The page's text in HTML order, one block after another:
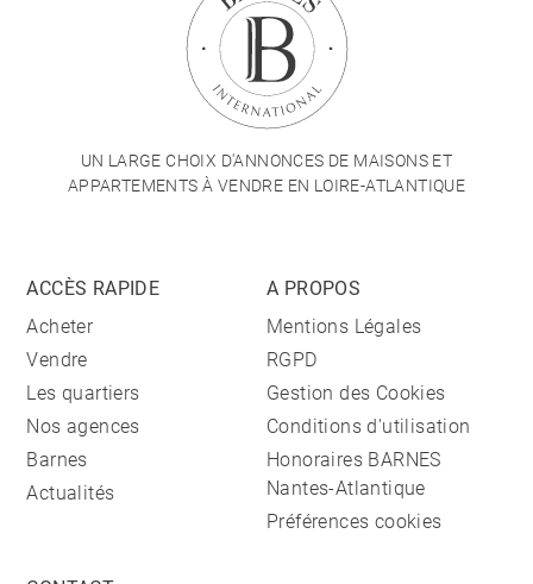
UN LARGE CHOIX D'ANNONCES DE MAISONS ET
APPARTEMENTS À VENDRE EN LOIRE-ATLANTIQUE
ACCÈS RAPIDE
Acheter
Vendre
Les quartiers
Nos agences
Barnes
Actualités
A PROPOS
Mentions Légales
RGPD
Gestion des Cookies
Conditions d'utilisation
Honoraires BARNES
Nantes-Atlantique
Préférences cookies